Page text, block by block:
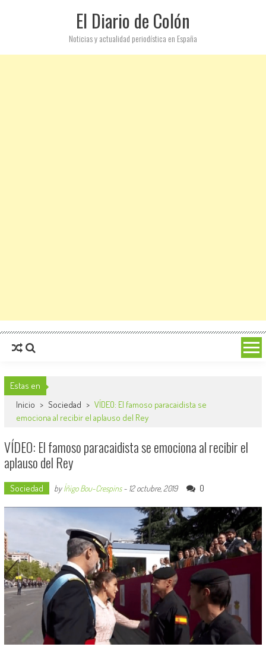
El Diario de Colón
Noticias y actualidad periodística en España
Estas en
Inicio > Sociedad > VÍDEO: El famoso paracaidista se
emociona al recibir el aplauso del Rey
VÍDEO: El famoso paracaidista se emociona al recibir el
aplauso del Rey
Sociedad byÍñigo Bou-Crespins- 12 octubre, 2019 0